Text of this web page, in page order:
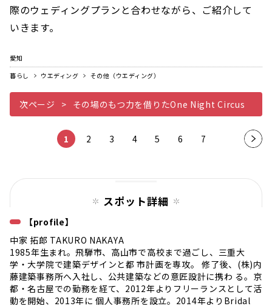
際のウェディングプランと合わせながら、ご紹介して
いきます。
愛知
暮らし
ウエディング その他（ウエディング）
次ページ その場のもつ力を借りたOne Night Circus
1 2 3 4 5 6 7
次の
スポット詳細
【profile】
中家 拓郎 TAKURO NAKAYA
1985年生まれ。飛騨市、高山市で高校まで過ごし、三重大
学・大学院で建築デザインと都 市計画を専攻。 修了後、(株)内
藤建築事務所へ入社し、公共建築などの意匠設計に携わ る。京
都・名古屋での勤務を経て、2012年よりフリーランスとして活
動を開始、2013年に 個人事務所を設立。2014年よりBridal